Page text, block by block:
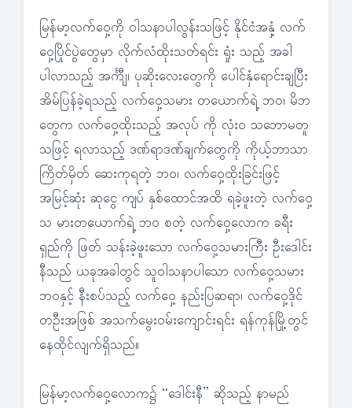
မြန်မာ့လက်ဝှေ့ကို ဝါသနာပါလွန်းသဖြင့် နိုင်ငံအနှံ့ လက်
ဝှေ့ပြိုင်ပွဲတွေမှာ လိုက်လံထိုးသတ်ရင်း ရှုံး သည့် အခါ
ပါလာသည့် အင်္ကျီ၊ ပုဆိုးလေးတွေကို ပေါင်နှံရောင်းချပြီး
အိမ်ပြန်ခဲ့ရသည့် လက်ဝှေ့သမား တယောက်ရဲ့ ဘဝ၊ မိဘ
တွေက လက်ဝှေ့ထိုးသည့် အလုပ် ကို လုံးဝ သဘောမတူ
သဖြင့် ရလာသည့် ဒဏ်ရာဒဏ်ချက်တွေကို ကိုယ့်ဘာသာ
ကြိတ်မှိတ် ဆေးကုရတဲ့ ဘဝ၊ လက်ဝှေ့ထိုးခြင်းဖြင့်
အမြင့်ဆုံး ဆုငွေ ကျပ် နှစ်ထောင်အထိ ရခဲ့ဖူးတဲ့ လက်ဝှေ့
သ မားတယောက်ရဲ့ ဘဝ စတဲ့ လက်ဝှေ့လောက ခရီး
ရှည်ကို ဖြတ် သန်းခဲ့ဖူးသော လက်ဝှေ့သမားကြီး ဦးဒေါင်း
နီသည် ယခုအခါတွင် သူဝါသနာပါသော လက်ဝှေ့သမား
ဘဝနှင့် နီးစပ်သည့် လက်ဝှေ့ နည်းပြဆရာ၊ လက်ဝှေ့ဒိုင်
တဦးအဖြစ် အသက်မွေးဝမ်းကျောင်းရင်း ရန်ကုန်မြို့တွင်
နေထိုင်လျက်ရှိသည်။
မြန်မာ့လက်ဝှေ့လောက၌ “ဒေါင်းနီ” ဆိုသည့် နာမည်